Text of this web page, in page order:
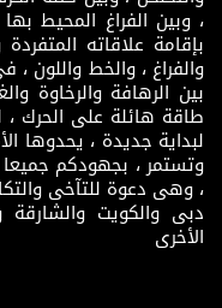
، وبين الفراغ المحيط
بإقامة علاقاته
والفراغ ، والخط واللون
بين الرهافة والرخاوة
طاقة هائلة على الحرك
لبداية جديدة ، يحدوها
وتستمر ، بجهودكم
، وهى دعوة للتآخى
دبى والكويت والشارقة
الأخرى